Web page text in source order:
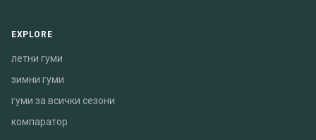
EXPLORE
летни гуми
зимни гуми
гуми за всички сезони
компаратор